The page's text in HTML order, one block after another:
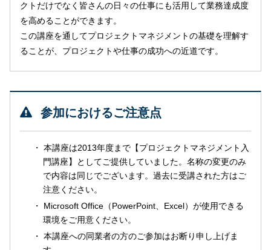
クトだけでなく皆さんの日々の仕事にも活用して業務達成度
を高めることができます。
この講座を通してプロジェクトマネジメントの基礎を理解す
ることが、プロジェクトや仕事の成功への近道です。
参加におけるご注意点
本講座は2013年度まで【プロジェクトマネジメント入
門講座】としてご提供していました。名称の変更のみ
で内容は同じでございます。過去に受講された方はご
注意ください。
Microsoft Office（PowerPoint、Excel）が使用できる
環境をご用意ください。
本講座への同業者の方のご参加はお断り申し上げま